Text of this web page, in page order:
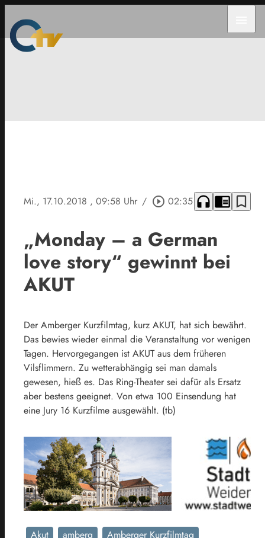
Mi., 17.10.2018 , 09:58 Uhr / play_circle_outline 02:35 headphones chrome_reader_mode bookmark_border
„Monday – a German
love story“ gewinnt bei
AKUT
Der Amberger Kurzfilmtag, kurz AKUT, hat sich bewährt.
Das bewies wieder einmal die Veranstaltung vor wenigen
Tagen. Hervorgegangen ist AKUT aus dem früheren
Vilsflimmern. Zu wetterabhängig sei man damals
gewesen, hieß es. Das Ring-Theater sei dafür als Ersatz
aber bestens geeignet. Von etwa 100 Einsendung hat
eine Jury 16 Kurzfilme ausgewählt. (tb)
Akut amberg
Amberger Kurzfilmtag